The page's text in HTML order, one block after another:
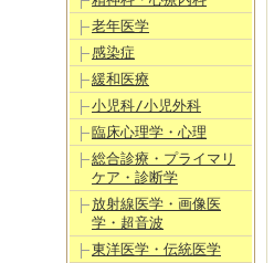
老年医学
感染症
緩和医療
小児科/小児外科
臨床心理学・心理
総合診療・プライマリ
ケア・診断学
放射線医学・画像医
学・超音波
東洋医学・伝統医学